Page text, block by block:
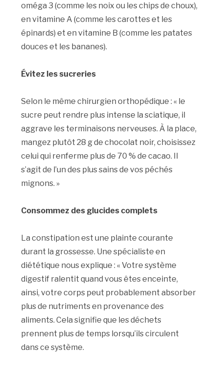
oméga 3 (comme les noix ou les chips de choux),
en vitamine A (comme les carottes et les
épinards) et en vitamine B (comme les patates
douces et les bananes).
Évitez les sucreries
Selon le même chirurgien orthopédique : « le
sucre peut rendre plus intense la sciatique, il
aggrave les terminaisons nerveuses. À la place,
mangez plutôt 28 g de chocolat noir, choisissez
celui qui renferme plus de 70 % de cacao. Il
s’agit de l’un des plus sains de vos péchés
mignons. »
Consommez des glucides complets
La constipation est une plainte courante
durant la grossesse. Une spécialiste en
diététique nous explique : « Votre système
digestif ralentit quand vous êtes enceinte,
ainsi, votre corps peut probablement absorber
plus de nutriments en provenance des
aliments. Cela signifie que les déchets
prennent plus de temps lorsqu’ils circulent
dans ce système.